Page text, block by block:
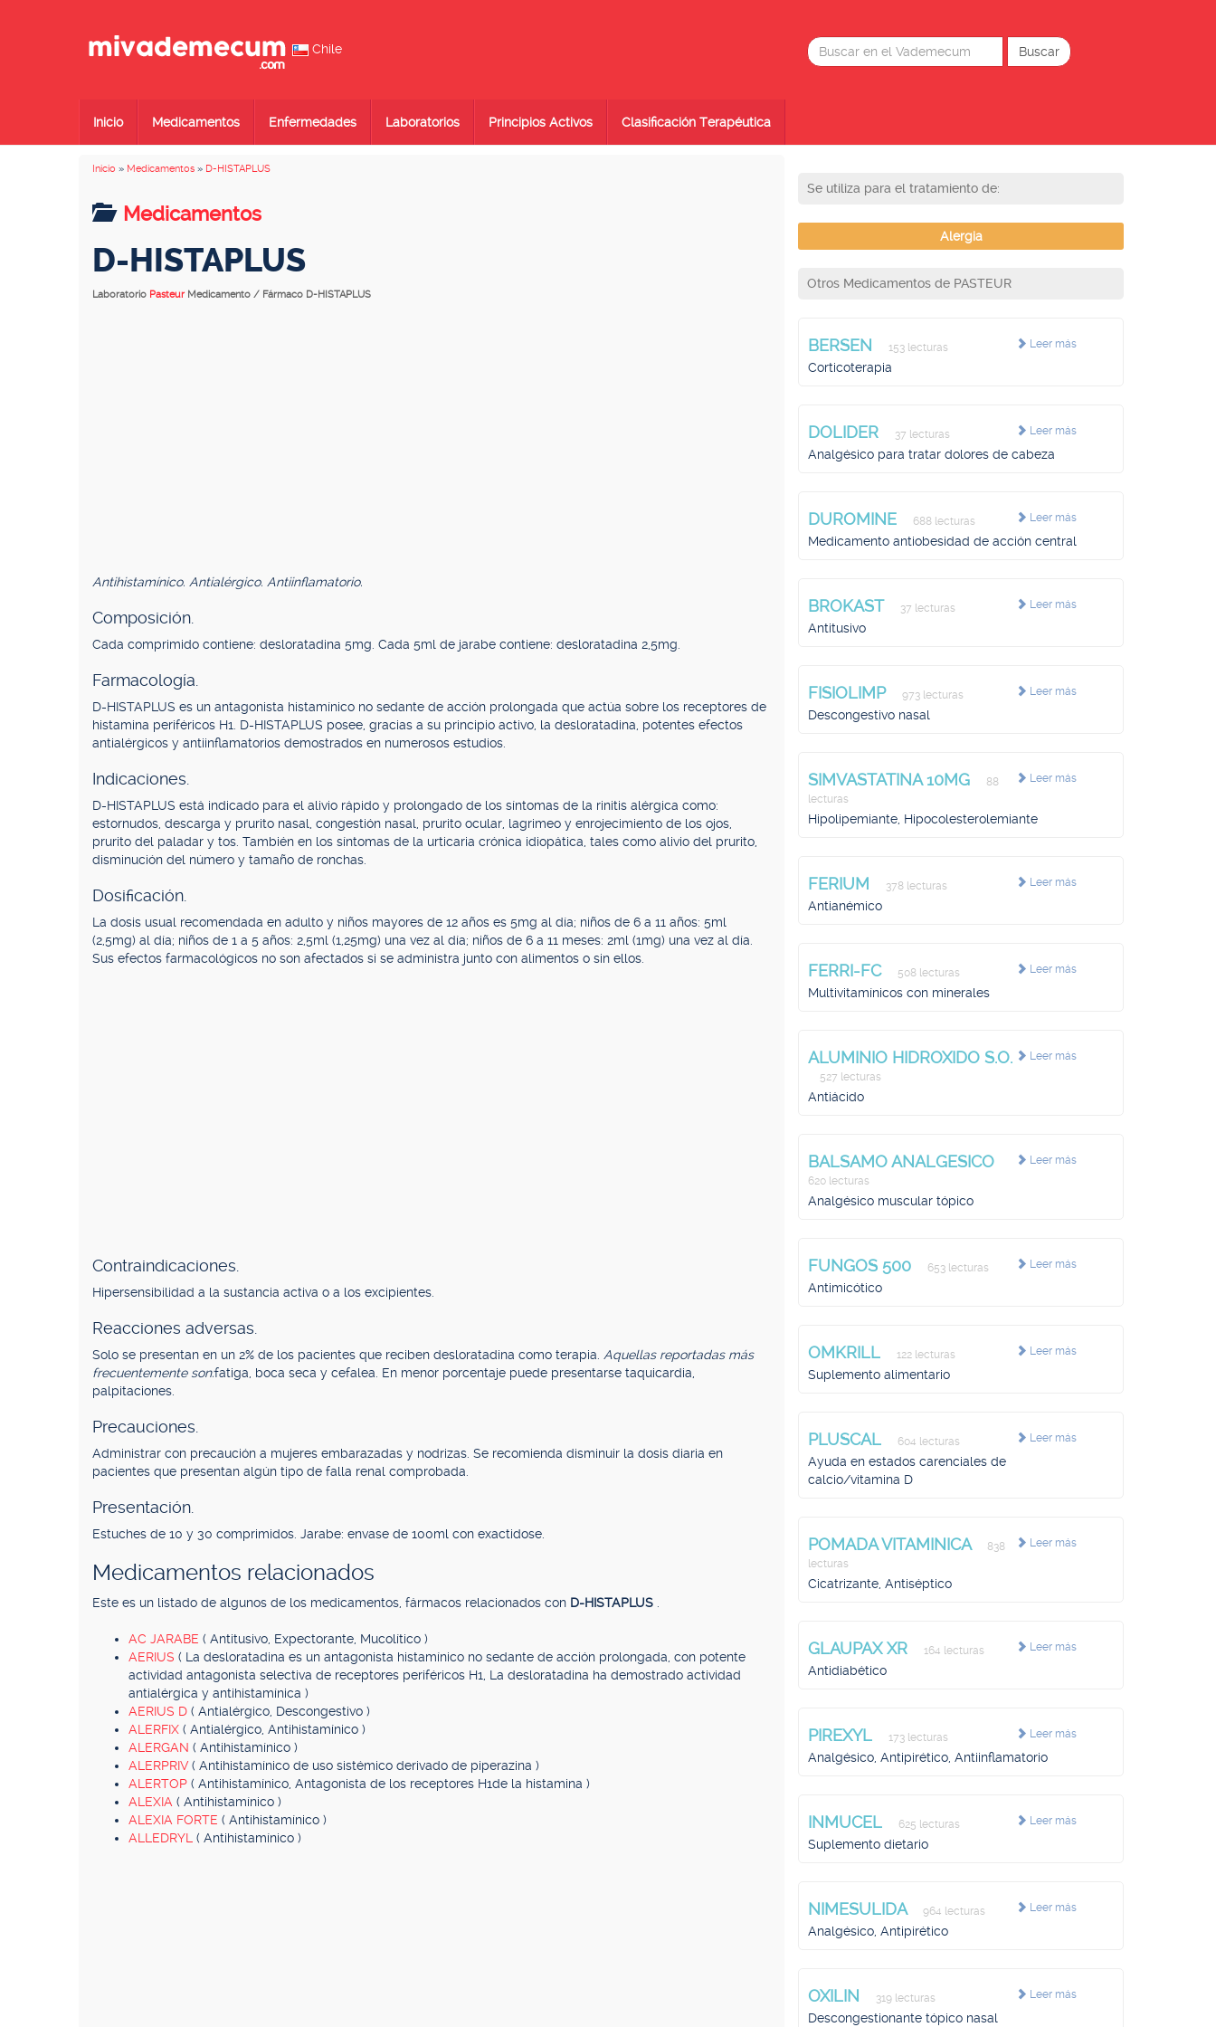
Chile
Inicio Medicamentos Enfermedades Laboratorios Principios Activos Clasificación Terapéutica
Inicio » Medicamentos » D-HISTAPLUS
Medicamentos
D-HISTAPLUS
Laboratorio Pasteur Medicamento / Fármaco D-HISTAPLUS
Antihistamínico. Antialérgico. Antiinflamatorio.
Composición.
Cada comprimido contiene: desloratadina 5mg. Cada 5ml de jarabe contiene: desloratadina 2,5mg.
Farmacología.
D-HISTAPLUS es un antagonista histamínico no sedante de acción prolongada que actúa sobre los receptores de
histamina periféricos H1. D-HISTAPLUS posee, gracias a su principio activo, la desloratadina, potentes efectos
antialérgicos y antiinflamatorios demostrados en numerosos estudios.
Indicaciones.
D-HISTAPLUS está indicado para el alivio rápido y prolongado de los síntomas de la rinitis alérgica como:
estornudos, descarga y prurito nasal, congestión nasal, prurito ocular, lagrimeo y enrojecimiento de los ojos,
prurito del paladar y tos. También en los síntomas de la urticaria crónica idiopática, tales como alivio del prurito,
disminución del número y tamaño de ronchas.
Dosificación.
La dosis usual recomendada en adulto y niños mayores de 12 años es 5mg al día; niños de 6 a 11 años: 5ml
(2,5mg) al día; niños de 1 a 5 años: 2,5ml (1,25mg) una vez al día; niños de 6 a 11 meses: 2ml (1mg) una vez al día.
Sus efectos farmacológicos no son afectados si se administra junto con alimentos o sin ellos.
Contraindicaciones.
Hipersensibilidad a la sustancia activa o a los excipientes.
Reacciones adversas.
Solo se presentan en un 2% de los pacientes que reciben desloratadina como terapia. Aquellas reportadas más
frecuentemente son:fatiga, boca seca y cefalea. En menor porcentaje puede presentarse taquicardia,
palpitaciones.
Precauciones.
Administrar con precaución a mujeres embarazadas y nodrizas. Se recomienda disminuir la dosis diaria en
pacientes que presentan algún tipo de falla renal comprobada.
Presentación.
Estuches de 10 y 30 comprimidos. Jarabe: envase de 100ml con exactidose.
Medicamentos relacionados
Este es un listado de algunos de los medicamentos, fármacos relacionados con D-HISTAPLUS
AC JARABE ( Antitusivo, Expectorante, Mucolítico )
AERIUS ( La desloratadina es un antagonista histamínico no sedante de acción prolongada, con potente
actividad antagonista selectiva de receptores periféricos H1, La desloratadina ha demostrado actividad
antialérgica y antihistamínica )
AERIUS D ( Antialérgico, Descongestivo )
ALERFIX ( Antialérgico, Antihistamínico )
ALERGAN ( Antihistamínico )
ALERPRIV( Antihistamínico de uso sistémico derivado de piperazina )
ALERTOP ( Antihistamínico, Antagonista de los receptores H1de la histamina )
ALEXIA ( Antihistamínico )
ALEXIA FORTE ( Antihistamínico )
ALLEDRYL ( Antihistamínico )
Se utiliza para el tratamiento de:
Alergia
Otros Medicamentos de PASTEUR
Leer más
BERSEN 153 lecturas
Corticoterapia
Leer más
DOLIDER 37 lecturas
Analgésico para tratar dolores de cabeza
Leer más
DUROMINE 688 lecturas
Medicamento antiobesidad de acción central
Leer más
BROKAST 37 lecturas
Antitusivo
Leer más
FISIOLIMP 973 lecturas
Descongestivo nasal
Leer más
SIMVASTATINA 10MG
88
lecturas
Hipolipemiante, Hipocolesterolemiante
Leer más
FERIUM 378 lecturas
Antianémico
Leer más
FERRI-FC 508 lecturas
Multivitamínicos con minerales
Leer más
ALUMINIO HIDROXIDO S.O.
527 lecturas
Antiácido
Leer más
BALSAMO ANALGESICO
620 lecturas
Analgésico muscular tópico
Leer más
FUNGOS 500 653 lecturas
Antimicótico
Leer más
OMKRILL 122 lecturas
Suplemento alimentario
Leer más
PLUSCAL 604 lecturas
Ayuda en estados carenciales de
calcio/vitamina D
Leer más
POMADA VITAMINICA
838
lecturas
Cicatrizante, Antiséptico
Leer más
GLAUPAX XR 164 lecturas
Antidiabético
Leer más
PIREXYL 173 lecturas
Analgésico, Antipirético, Antiinflamatorio
Leer más
INMUCEL 625 lecturas
Suplemento dietario
Leer más
NIMESULIDA 964 lecturas
Analgésico, Antipirético
Leer más
OXILIN 319 lecturas
Descongestionante tópico nasal